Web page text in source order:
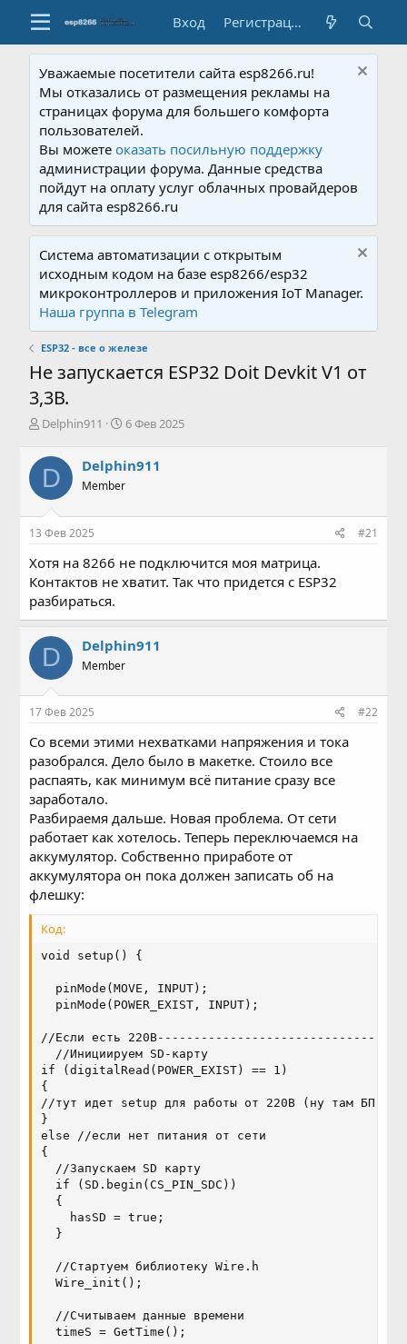
Вход Регистрация
Уважаемые посетители сайта esp8266.ru!
Мы отказались от размещения рекламы на
страницах форума для большего комфорта
пользователей.
Вы можетеоказать посильную поддержку
администрации форума. Данные средства
пойдут на оплату услуг облачных провайдеров
для сайта esp8266.ru
Система автоматизации с открытым
исходным кодом на базе esp8266/esp32
микроконтроллеров и приложения IoT Manager.
Наша группа в Telegram
ESP32 - все о железе
Не запускается ESP32 Doit Devkit V1 от
3,3В.
А
т
о
р
т
е
м
Delphin911
Д
а
н
ч
а
6 Фев 2025
D Delphin911
Member
13 Фев 2025 #21
Хотя на 8266 не подключится моя матрица.
Контактов не хватит. Так что придется с ESP32
разбираться.
D Delphin911
Member
17 Фев 2025 #22
Со всеми этими нехватками напряжения и тока
разобрался. Дело было в макетке. Стоило все
распаять, как минимум всё питание сразу все
заработало.
Разбираемя дальше. Новая проблема. От сети
работает как хотелось. Теперь переключаемся на
аккумулятор. Собственно приработе от
аккумулятора он пока должен записать об на
флешку:
Код:
void setup() {
  pinMode(MOVE, INPUT);
  pinMode(POWER_EXIST, INPUT);
//Если есть
  //Инициируем SD-карту
if (digitalRead(POWER_EXIST) == 1)
{
//тут идет setup для работы от 220В (ну там БП
}
else //если нет питания от сети
{
  //Запускаем SD карту
  if (SD.begin(CS_PIN_SDC))
  {
    hasSD = true;
  }
  //Стартуем библиотеку Wire.h
  Wire_init();
  //Считываем данные времени
  timeS = GetTime();